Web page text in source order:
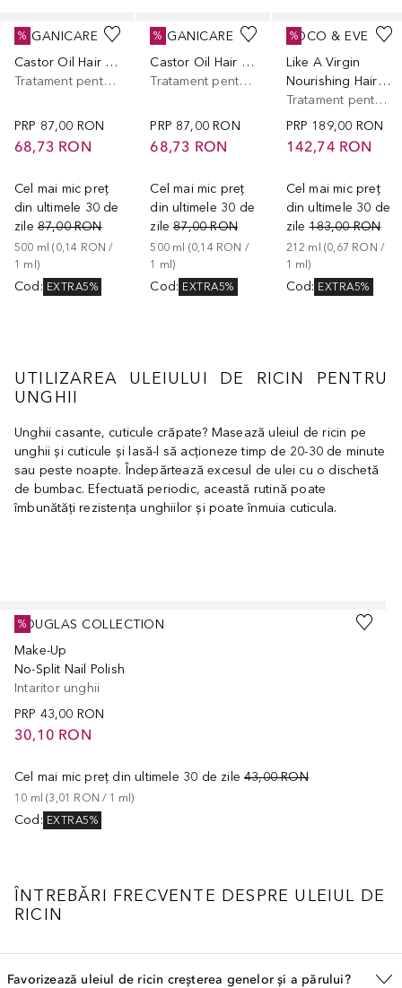
ARGANICARE
Castor Oil Hair Mask
Tratament pentru par
PRP 87,00 RON
68,73 RON
Cel mai mic preț
din ultimele 30 de
zile 87,00 RON
500 ml (0,14 RON /
1 ml )
Cod : EXTRA5%
%
ARGANICARE
Castor Oil Hair Mask
Tratament pentru par
PRP 87,00 RON
68,73 RON
Cel mai mic preț
din ultimele 30 de
zile 87,00 RON
500 ml (0,14 RON /
1
ml)
Cod: EXTRA5%
%
COCO & EVE
Like A Virgin
Nourishing Hair Mask Travel Size
Tratament pentru par
PRP 189,00 RON
142,74 RON
Cel mai mic preț
din ultimele 30 de
zile 183,00 RON
212 ml (0,67 RON /
1 ml)
Cod: EXTRA5%
%
UTILIZAREA ULEIULUI DE RICIN PENTRU
UNGHII
Unghii casante, cuticule crăpate? Masează uleiul de ricin pe
unghii și cuticule și lasă-l să acționeze timp de 20-30 de minute
sau peste noapte. Îndepărtează excesul de ulei cu o dischetă
de bumbac. Efectuată periodic, această rutină poate
îmbunătăți rezistența unghiilor și poate înmuia cuticula.
DOUGLAS COLLECTION
Make-Up
No-Split Nail Polish
Intaritor unghii
PRP 43,00 RON
30,10 RON
Cel mai mic preț din ultimele 30 de zile 43,00 RON
10 ml (3,01 RON / 1 ml)
Cod : EXTRA5%
%
ÎNTREBĂRI FRECVENTE DESPRE ULEIUL DE
RICIN
Favorizează uleiul de ricin creșterea genelor și a părului?